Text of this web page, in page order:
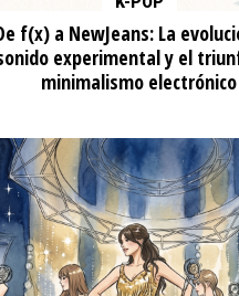
f(x) a NewJeans: La
experimental y el
minimalismo electrónico